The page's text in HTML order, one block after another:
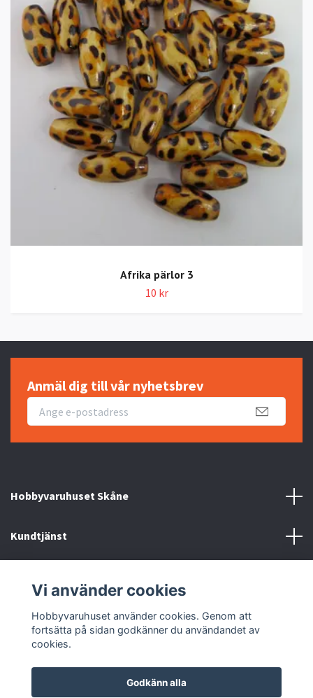
Afrika pärlor 3
10 kr
Anmäl dig till vår nyhetsbrev
Hobbyvaruhuset Skåne
Kundtjänst
Sociala medier
Vi använder cookies
Hobbyvaruhuset använder cookies. Genom att
fortsätta på sidan godkänner du användandet av
cookies.
Godkänn alla